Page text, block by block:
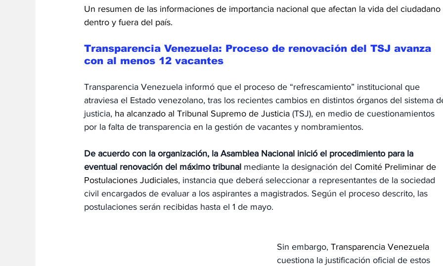
Un resumen de las informaciones de importancia nacional que afectan la vida del ciudadano
dentro y fuera del país.
Transparencia Venezuela: Proceso de renovación del TSJ avanza
con al menos 12 vacantes
Transparencia Venezuela informó que el proceso de “refrescamiento” institucional que
atraviesa el Estado venezolano, tras los recientes cambios en distintos órganos del sistema
justicia, ha alcanzado al Tribunal Supremo de Justicia (TSJ), en medio de cuestionamientos
por la falta de transparencia en la gestión de vacantes y nombramientos.
De acuerdo con la organización, la Asamblea Nacional inició el procedimiento para la
eventual renovación del máximo tribunal mediante la designación del Comité Preliminar de
Postulaciones Judiciales, instancia que deberá seleccionar a representantes de la sociedad
civil encargados de evaluar a los aspirantes a magistrados. Según el proceso descrito, las
postulaciones serán recibidas hasta el 1 de mayo.
Sin embargo, Transparencia Venezuela
cuestiona la justificación oficial de estos